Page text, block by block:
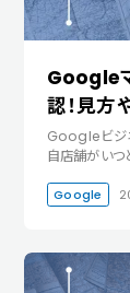
Google
認！見方
Googleビジ
自店舗がいつ
Google